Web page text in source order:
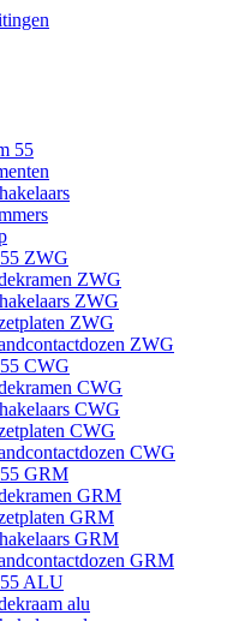
55
ZWG
ZWG
ZWG
ZWG
ZWG
CWG
CWG
CWG
CWG
CWG
GRM
GRM
GRM
GRM
GRM
55 ALU
alu